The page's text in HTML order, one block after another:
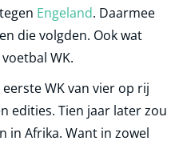
Engeland. Daarmee
die volgden. Ook wat
WK.
WK van vier op rij
edities. Tien jaar later zou
in Afrika. Want in zowel